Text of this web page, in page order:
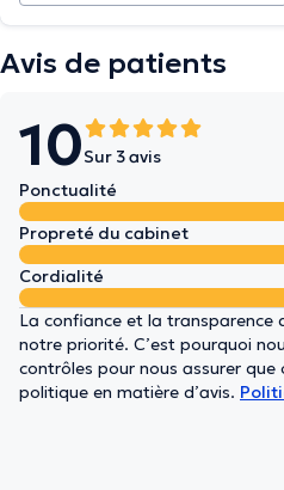
Avis de patients
10Sur 3 avis
Ponctualité
Propreté du cabinet
Cordialité
La confiance et la transparence
notre priorité. C’est pourquoi
contrôles pour nous assurer
politique en matière d’avis.